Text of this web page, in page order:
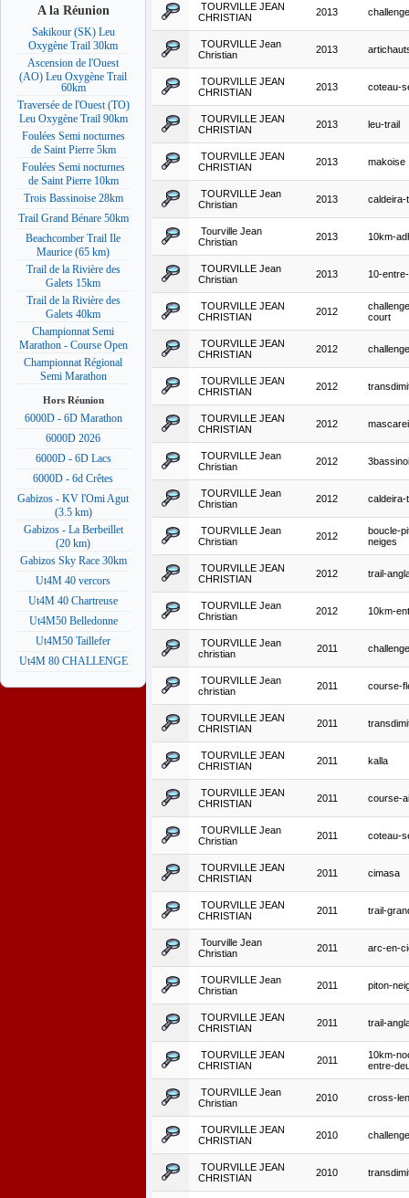
A la Réunion
Sakikour (SK) Leu
Oxygène Trail 30km
Ascension de l'Ouest
(AO) Leu Oxygène Trail
60km
Traversée de l'Ouest (TO)
Leu Oxygène Trail 90km
Foulées Semi nocturnes
de Saint Pierre 5km
Foulées Semi nocturnes
de Saint Pierre 10km
Trois Bassinoise 28km
Trail Grand Bénare 50km
Beachcomber Trail Ile
Maurice (65 km)
Trail de la Rivière des
Galets 15km
Trail de la Rivière des
Galets 40km
Championnat Semi
Marathon - Course Open
Championnat Régional
Semi Marathon
Hors Réunion
6000D - 6D Marathon
6000D 2026
6000D - 6D Lacs
6000D - 6d Crêtes
Gabizos - KV l'Omi Agut
(3.5 km)
Gabizos - La Berbeillet
(20 km)
Gabizos Sky Race 30km
Ut4M 40 vercors
Ut4M 40 Chartreuse
Ut4M50 Belledonne
Ut4M50 Taillefer
Ut4M 80 CHALLENGE
TOURVILLE JEAN
CHRISTIAN
2013
TOURVILLE Jean
Christian
2013
TOURVILLE JEAN
CHRISTIAN
2013 coteau-
TOURVILLE JEAN
CHRISTIAN
2013 leu-trail
TOURVILLE JEAN
CHRISTIAN
2013 makoise
TOURVILLE Jean
Christian
2013 caldeira-
Tourville Jean
Christian
2013 10km-
TOURVILLE Jean
Christian
2013 10-
TOURVILLE JEAN
CHRISTIAN
2012
court
TOURVILLE JEAN
CHRISTIAN
2012
TOURVILLE JEAN
CHRISTIAN
2012
TOURVILLE JEAN
CHRISTIAN
2012
TOURVILLE Jean
Christian
2012
TOURVILLE Jean
Christian
2012 caldeira-
TOURVILLE Jean
Christian
2012
boucle-
neiges
TOURVILLE JEAN
CHRISTIAN
2012 trail-
TOURVILLE Jean
Christian
2012 10km-
TOURVILLE Jean
christian
2011
TOURVILLE Jean
christian
2011 course-
TOURVILLE JEAN
CHRISTIAN
2011
TOURVILLE JEAN
CHRISTIAN
2011 kalla
TOURVILLE JEAN
CHRISTIAN
2011 course-
TOURVILLE Jean
Christian
2011 coteau-
TOURVILLE JEAN
CHRISTIAN
2011 cimasa
TOURVILLE JEAN
CHRISTIAN
2011 trail-
Tourville Jean
Christian
2011 arc-en-
TOURVILLE Jean
Christian
2011 piton-
TOURVILLE JEAN
CHRISTIAN
2011 trail-
TOURVILLE JEAN
CHRISTIAN
2011
10km-
entre-
TOURVILLE Jean
Christian
2010 cross-
TOURVILLE JEAN
CHRISTIAN
2010
TOURVILLE JEAN
CHRISTIAN
2010